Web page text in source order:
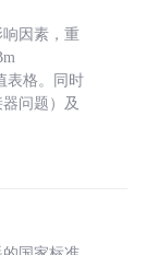
因素，重
表格。同时
问题）及